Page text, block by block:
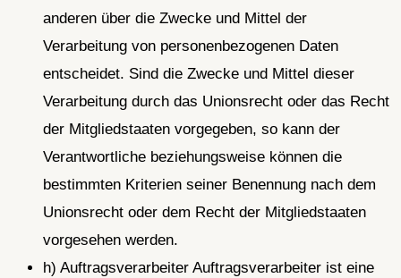
anderen über die Zwecke und Mittel der
Verarbeitung von personenbezogenen Daten
entscheidet. Sind die Zwecke und Mittel dieser
Verarbeitung durch das Unionsrecht oder das Recht
der Mitgliedstaaten vorgegeben, so kann der
Verantwortliche beziehungsweise können die
bestimmten Kriterien seiner Benennung nach dem
Unionsrecht oder dem Recht der Mitgliedstaaten
vorgesehen werden.
h) Auftragsverarbeiter Auftragsverarbeiter ist eine